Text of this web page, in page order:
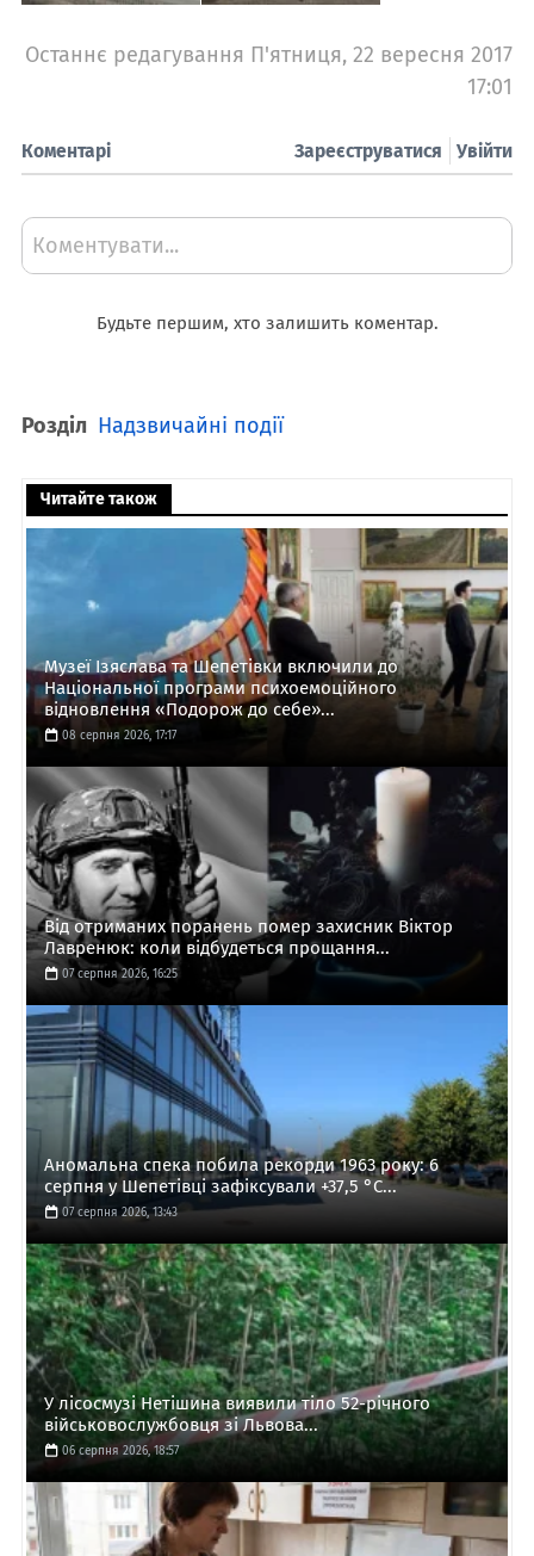
Останнє редагування П'ятниця, 22 вересня 2017
17:01
Коментарі Увійти
Зареєструватися
Коментувати...
Будьте першим, хто залишить коментар.
Розділ Надзвичайні події
Читайте також
Музеї Ізяслава та Шепетівки включили до
Національної програми психоемоційного
відновлення «Подорож до себе»...
08 серпня 2026, 17:17
Від отриманих поранень помер захисник Віктор
Лавренюк: коли відбудеться прощання...
07 серпня 2026, 16:25
Аномальна спека побила рекорди 1963 року: 6
серпня у Шепетівці зафіксували +37,5 °C...
07 серпня 2026, 13:43
У лісосмузі Нетішина виявили тіло 52-річного
військовослужбовця зі Львова...
06 серпня 2026, 18:57